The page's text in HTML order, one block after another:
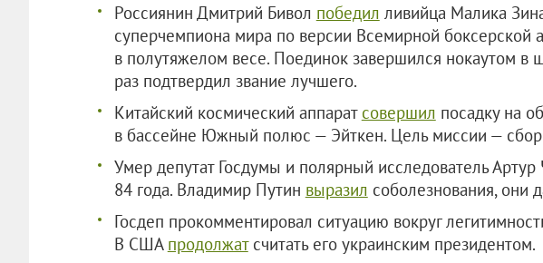
Россиянин Дмитрий Бивол победил ливийца Малика
суперчемпиона мира по версии Всемирной боксерской
в полутяжелом весе. Поединок завершился нокаутом в
раз подтвердил звание лучшего.
Китайский космический аппарат совершил посадку на
в бассейне Южный полюс — Эйткен. Цель миссии — сбор
Умер депутат Госдумы и полярный исследователь Артур
84 года. Владимир Путин выразил соболезнования, они
Госдеп прокомментировал ситуацию вокруг
В США продолжатсчитать его украинским президентом.